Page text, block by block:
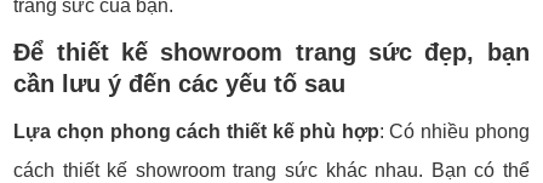
trang sức của bạn.
Để thiết kế showroom trang sức đẹp, bạn
cần lưu ý đến các yếu tố sau
Lựa chọn phong cách thiết kế phù hợp: Có nhiều phong
cách thiết kế showroom trang sức khác nhau. Bạn có thể